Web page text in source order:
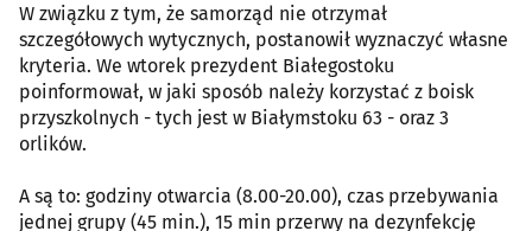
W związku z tym, że samorząd nie otrzymał
szczegółowych wytycznych, postanowił wyznaczyć własne
kryteria. We wtorek prezydent Białegostoku
poinformował, w jaki sposób należy korzystać z boisk
przyszkolnych - tych jest w Białymstoku 63 - oraz 3
orlików.
A są to: godziny otwarcia (8.00-20.00), czas przebywania
jednej grupy (45 min.), 15 min przerwy na dezynfekcję